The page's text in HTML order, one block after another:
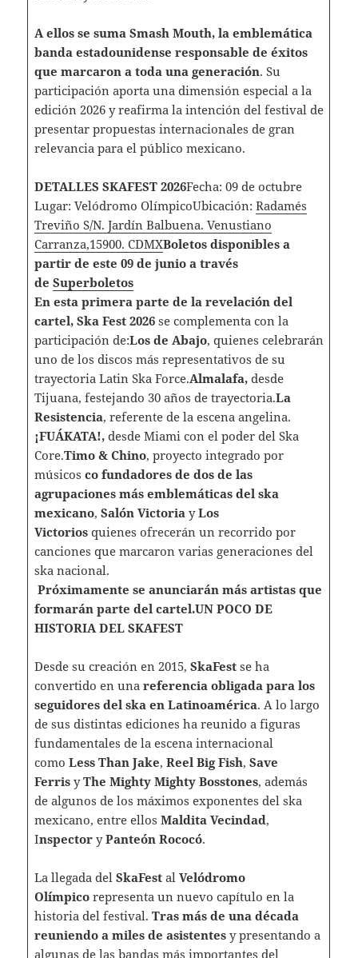
A ellos se suma Smash Mouth, la emblemática
banda estadounidense responsable de éxitos
que marcaron a toda una generación. Su
participación aporta una dimensión especial a la
edición 2026 y reafirma la intención del festival de
presentar propuestas internacionales de gran
relevancia para el público mexicano.
DETALLES SKAFEST 2026Fecha: 09 de octubre​
Lugar: Velódromo OlímpicoUbicación: Radamés
Treviño S/N. Jardín Balbuena. Venustiano
Carranza,15900. CDMXBoletos disponibles a
partir de este 09 de junio a través
de Superboletos
En esta primera parte de la revelación del
cartel, Ska Fest 2026 se complementa con la
participación de:Los de Abajo, quienes celebrarán
uno de los discos más representativos de su
trayectoria Latin Ska Force.Almalafa, desde
Tijuana, festejando 30 años de trayectoria.La
Resistencia, referente de la escena angelina.
¡FUÁKATA!, desde Miami con el poder del Ska
Core.Timo & Chino, proyecto integrado por
músicos co fundadores de dos de las
agrupaciones más emblemáticas del ska
mexicano, Salón Victoria yLos
Victoriosquienes ofrecerán un recorrido por
canciones que marcaron varias generaciones del
ska nacional.
Próximamente se anunciarán más artistas que
formarán parte del cartel.UN POCO DE
HISTORIA DEL SKAFEST
Desde su creación en 2015, SkaFestse ha
convertido en una referencia obligada para los
seguidores del ska en Latinoamérica. A lo largo
de sus distintas ediciones ha reunido a figuras
fundamentales de la escena internacional
como Less Than Jake, Reel Big Fish, Save
Ferris yThe Mighty Mighty Bosstones, además
de algunos de los máximos exponentes del ska
mexicano, entre ellos Maldita Vecindad,
InspectoryPanteón Rococó.
La llegada del SkaFestal Velódromo
Olímpicorepresenta un nuevo capítulo en la
historia del festival. Tras más de una década
reuniendo a miles de asistentesy presentando a
algunas de las bandas más importantes del